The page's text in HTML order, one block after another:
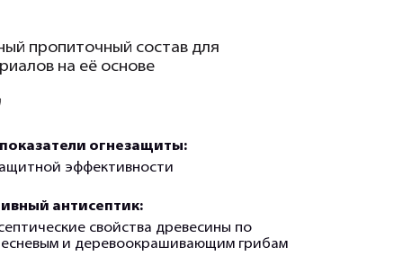
пропиточный состав для
на её основе
огнезащиты:
эффективности
антисептик:
свойства древесины по
и деревоокрашивающим грибам